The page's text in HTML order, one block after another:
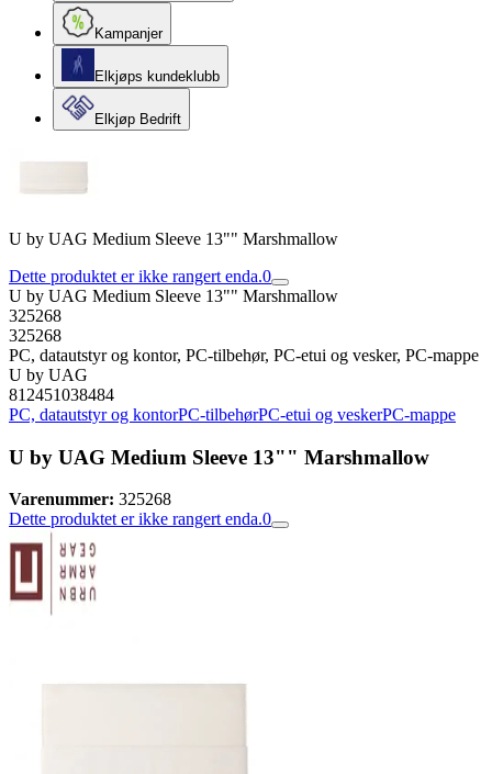
Kampanjer
Elkjøps kundeklubb
Elkjøp Bedrift
U by UAG Medium Sleeve 13"" Marshmallow
Dette produktet er ikke rangert enda.0
U by UAG Medium Sleeve 13"" Marshmallow
325268
325268
PC, datautstyr og kontor, PC-tilbehør, PC-etui og vesker, PC-mappe
U by UAG
812451038484
PC, datautstyr og kontorPC-tilbehørPC-etui og veskerPC-mappe
U by UAG Medium Sleeve 13"" Marshmallow
Varenummer: 325268
Dette produktet er ikke rangert enda.0